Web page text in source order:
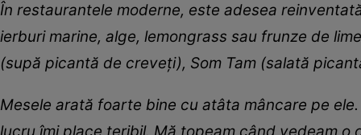
În restaurantele moderne, este adesea
ierburi marine, alge, lemongrass sau frunze de
(supă picantă de creveți), Som Tam (salată
Mesele arată foarte bine cu atâta mâncare pe